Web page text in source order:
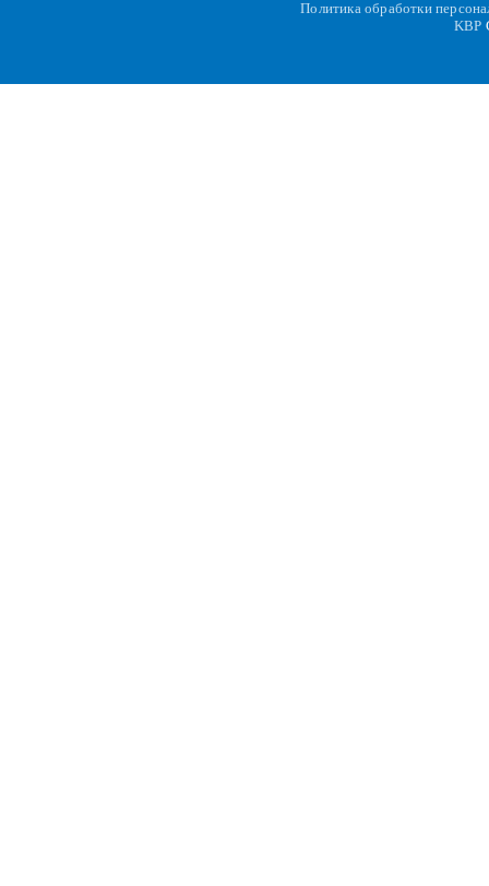
Политика обработки
KBP